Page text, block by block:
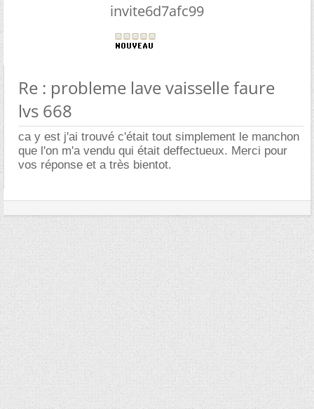
invite6d7afc99
Re : probleme lave vaisselle faure
lvs 668
ca y est j'ai trouvé c'était tout simplement le manchon
que l'on m'a vendu qui était deffectueux. Merci pour
vos réponse et a très bientot.